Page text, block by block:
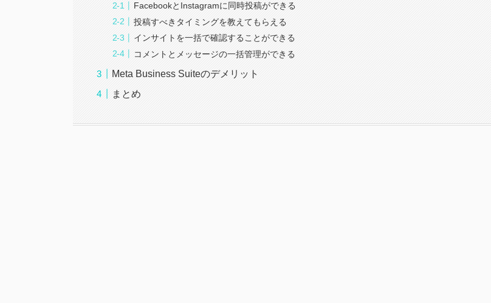
FacebookとInstagramに同時投稿ができる
投稿すべきタイミングを教えてもらえる
インサイトを一括で確認することができる
コメントとメッセージの一括管理ができる
Meta Business Suiteのデメリット
まとめ